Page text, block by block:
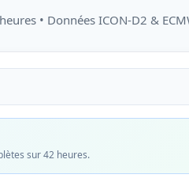
• Données ICON-D2 &
sur 42 heures.